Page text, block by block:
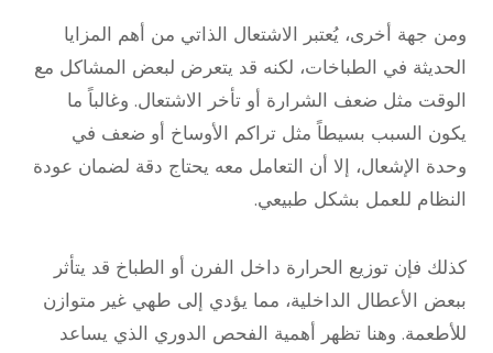
ومن جهة أخرى، يُعتبر الاشتعال الذاتي من أهم المزايا
الحديثة في الطباخات، لكنه قد يتعرض لبعض المشاكل مع
الوقت مثل ضعف الشرارة أو تأخر الاشتعال. وغالباً ما
يكون السبب بسيطاً مثل تراكم الأوساخ أو ضعف في
وحدة الإشعال، إلا أن التعامل معه يحتاج دقة لضمان عودة
النظام للعمل بشكل طبيعي.
كذلك فإن توزيع الحرارة داخل الفرن أو الطباخ قد يتأثر
ببعض الأعطال الداخلية، مما يؤدي إلى طهي غير متوازن
للأطعمة. وهنا تظهر أهمية الفحص الدوري الذي يساعد